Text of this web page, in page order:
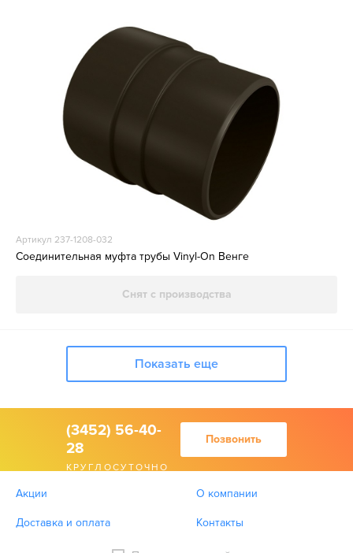
Артикул 237-1208-032
Соединительная муфта трубы Vinyl-On Венге
Снят с производства
Показать еще
(3452) 56-40-
28
КРУГЛОСУТОЧНО
Позвонить
Акции О компании
Доставка и оплата Контакты